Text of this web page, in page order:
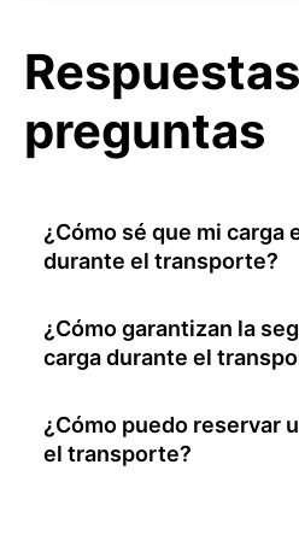
preguntas
¿Cómo sé que mi carga
durante el transporte?
¿Cómo garantizan la
carga durante el
¿Cómo puedo reservar
el transporte?